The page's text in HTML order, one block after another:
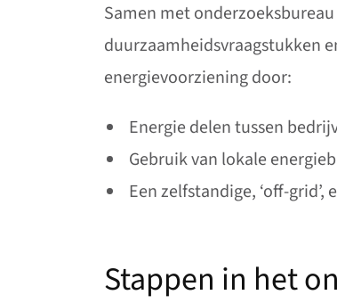
Samen met
duurzaamheidsvraagstukken
energievoorziening door:
Energie delen tussen
Gebruik van lokale
Een zelfstandige, ‘off-
Stappen in het